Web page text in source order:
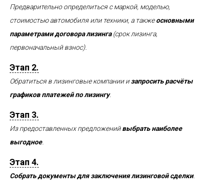
Предварительно определиться с маркой, моделью,
стоимостью автомобиля или техники, а такжеосновными
параметрами договора лизинга(срок лизинга,
первоначальный взнос).
Этап 2.
Обратиться в лизинговые компании изапросить расчёты
графиков платежей по лизингу.
Этап 3.
Из предоставленных предложенийвыбрать наиболее
выгодное.
Этап 4.
Собрать документы для заключения лизинговой сделки.